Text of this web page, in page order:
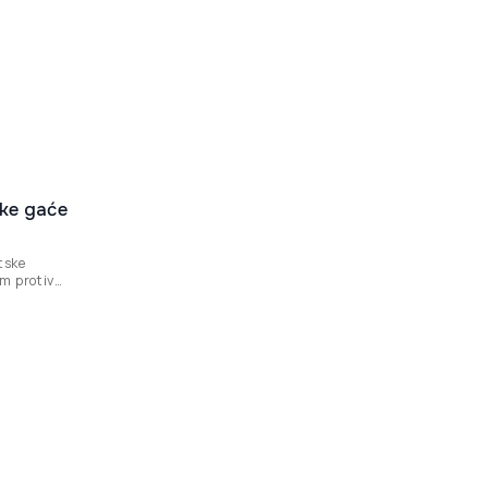
gaće
protiv